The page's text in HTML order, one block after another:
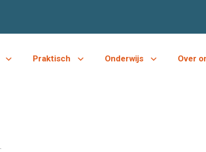
Praktisch Onderwijs Over